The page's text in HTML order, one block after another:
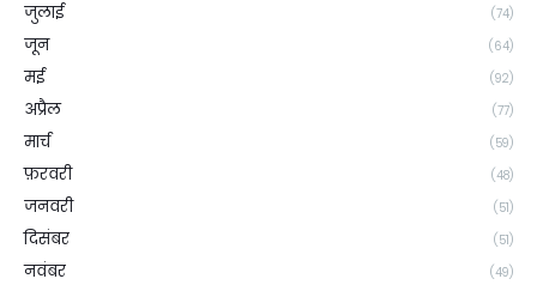
जुलाई (74)
जून (64)
मई (92)
अप्रैल (77)
मार्च (59)
फ़रवरी (48)
जनवरी (51)
दिसंबर (51)
नवंबर (49)